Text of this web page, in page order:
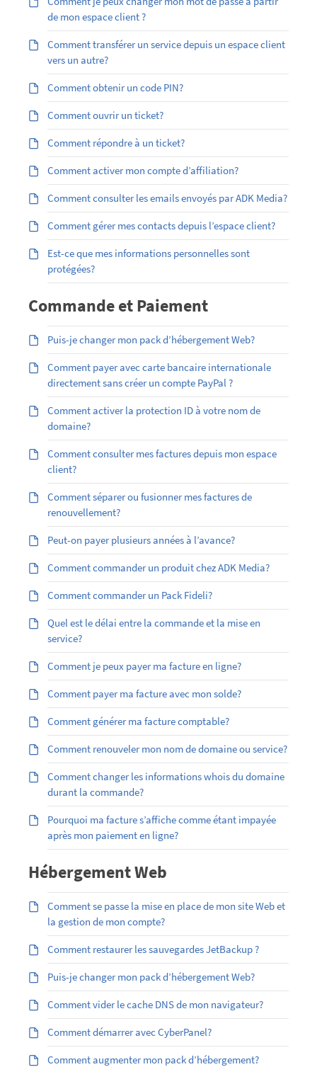
de mon espace client ?
Comment transférer un service depuis un espace client
vers un autre?
Comment obtenir un code PIN?
Comment ouvrir un ticket?
Comment répondre à un ticket?
Comment activer mon compte d’affiliation?
Comment consulter les emails envoyés par ADK Media?
Comment gérer mes contacts depuis l’espace client?
Est-ce que mes informations personnelles sont
protégées?
Commande et Paiement
Puis-je changer mon pack d’hébergement Web?
Comment payer avec carte bancaire internationale
directement sans créer un compte PayPal ?
Comment activer la protection ID à votre nom de
domaine?
Comment consulter mes factures depuis mon espace
client?
Comment séparer ou fusionner mes factures de
renouvellement?
Peut-on payer plusieurs années à l’avance?
Comment commander un produit chez ADK Media?
Comment commander un Pack Fideli?
Quel est le délai entre la commande et la mise en
service?
Comment je peux payer ma facture en ligne?
Comment payer ma facture avec mon solde?
Comment générer ma facture comptable?
Comment renouveler mon nom de domaine ou service?
Comment changer les informations whois du domaine
durant la commande?
Pourquoi ma facture s’affiche comme étant impayée
après mon paiement en ligne?
Hébergement Web
Comment se passe la mise en place de mon site Web et
la gestion de mon compte?
Comment restaurer les sauvegardes JetBackup ?
Puis-je changer mon pack d’hébergement Web?
Comment vider le cache DNS de mon navigateur?
Comment démarrer avec CyberPanel?
Comment augmenter mon pack d’hébergement?